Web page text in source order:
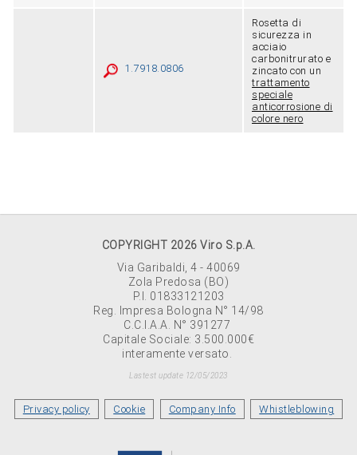
1.7918.0806
Rosetta di
sicurezza in
acciaio
carbonitrurato e
zincato con un
trattamento
speciale
anticorrosione di
colore nero
COPYRIGHT 2026 Viro S.p.A.
Via Garibaldi, 4 - 40069
Zola Predosa (BO)
P.I. 01833121203
Reg. Impresa Bologna N° 14/98
C.C.I.A.A. N° 391277
Capitale Sociale: 3.500.000€
interamente versato.
Lastest update 12/05/2023
Privacy policy Cookie Company Info Whistleblowing